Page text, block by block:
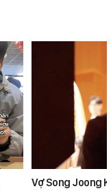
Vợ Song Joong